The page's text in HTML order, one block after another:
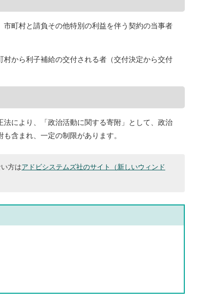
町村と請負その他特別の利益を伴う契約の当事者
から利子補給の交付される者（交付決定から交付
により、「政治活動に関する寄附」として、政治
含まれ、一定の制限があります。
方はアドビシステムズ社のサイト（新しいウィンド